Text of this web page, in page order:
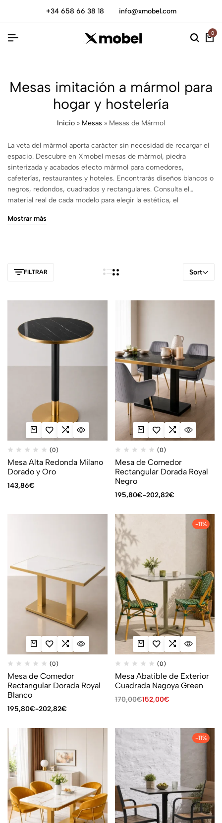
+34 658 66 38 18 info@xmobel.com
0
Mesas imitación a mármol para
hogar y hostelería
Inicio » Mesas » Mesas de Mármol
La veta del mármol aporta carácter sin necesidad de recargar el
espacio. Descubre en Xmobel mesas de mármol, piedra
sinterizada y acabados efecto mármol para comedores,
cafeterías, restaurantes y hoteles. Encontrarás diseños blancos o
negros, redondos, cuadrados y rectangulares. Consulta el
material real de cada modelo para elegir la estética, el
Mostrar más
FILTRAR Sort
(0)
Mesa Alta Redonda Milano
Dorado y Oro
143,86€
(0)
Mesa de Comedor
Rectangular Dorada Royal
Negro
195,80€-202,82€
(0)
Mesa de Comedor
Rectangular Dorada Royal
Blanco
195,80€-202,82€
-11%
(0)
Mesa Abatible de Exterior
Cuadrada Nagoya Green
170,00€152,00€
-11%